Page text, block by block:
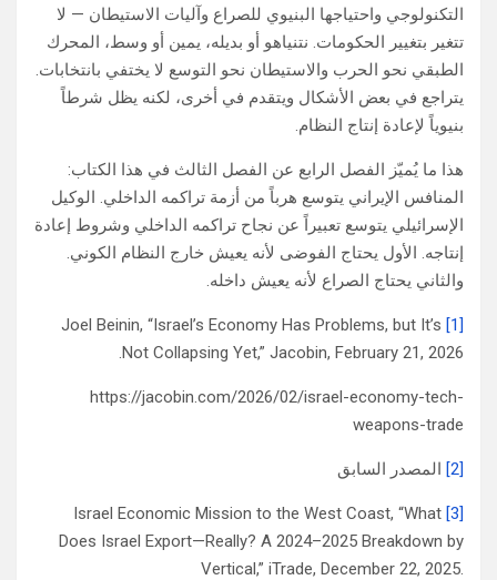
التكنولوجي واحتياجها البنيوي للصراع وآليات الاستيطان — لا
تتغير بتغيير الحكومات. نتنياهو أو بديله، يمين أو وسط، المحرك
الطبقي نحو الحرب والاستيطان نحو التوسع لا يختفي بانتخابات.
يتراجع في بعض الأشكال ويتقدم في أخرى، لكنه يظل شرطاً
بنيوياً لإعادة إنتاج النظام.
هذا ما يُميّز الفصل الرابع عن الفصل الثالث في هذا الكتاب:
المنافس الإيراني يتوسع هرباً من أزمة تراكمه الداخلي. الوكيل
الإسرائيلي يتوسع تعبيراً عن نجاح تراكمه الداخلي وشروط إعادة
إنتاجه. الأول يحتاج الفوضى لأنه يعيش خارج النظام الكوني.
والثاني يحتاج الصراع لأنه يعيش داخله.
[1]
Joel Beinin, “Israel’s Economy Has Problems, but It’s
Not Collapsing Yet,” Jacobin, February 21, 2026.
https://jacobin.com/2026/02/israel-economy-tech-
weapons-trade
[2] المصدر السابق
[3]
Israel Economic Mission to the West Coast, “What
Does Israel Export—Really? A 2024–2025 Breakdown by
Vertical,” iTrade, December 22, 2025.